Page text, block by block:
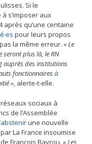
Si le
s’imposer aux
après qu’une centaine
pour leurs propos
la même erreur. «Le
seront plus là, le RN
auprès des institutions
fonctionnairesà
», alerte-t-elle.
réseaux sociaux à
de l’Assemblée
une nouvelle
La France insoumise
François Bayrou. «Les